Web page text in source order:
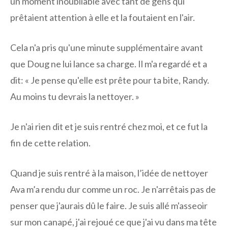
prêtaient attention à elle et la foutaient en l'air.
Cela n'a pris qu'une minute supplémentaire avant
que Doug ne lui lance sa charge. Il m'a regardé et a
dit: « Je pense qu'elle est prête pour ta bite, Randy.
Au moins tu devrais la nettoyer. »
Je n'ai rien dit et je suis rentré chez moi, et ce fut la
fin de cette relation.
Quand je suis rentré à la maison, l’idée de nettoyer
Ava m’a rendu dur comme un roc. Je n'arrêtais pas de
penser que j'aurais dû le faire. Je suis allé m'asseoir
sur mon canapé, j'ai rejoué ce que j'ai vu dans ma tête